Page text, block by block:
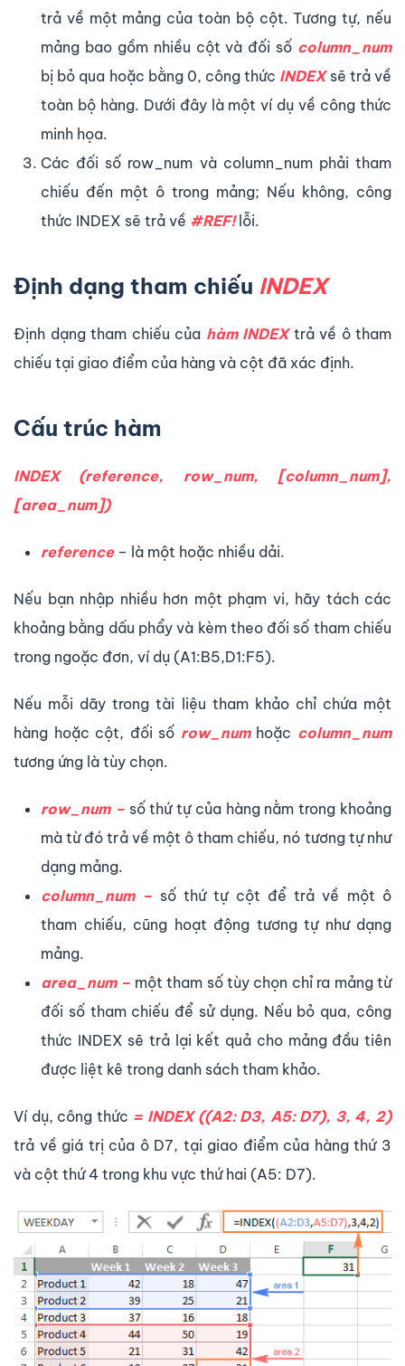
trả về một mảng của toàn bộ cột. Tương tự, nếu
mảng bao gồm nhiều cột và đối số column_num
bị bỏ qua hoặc bằng 0, công thức INDEXsẽ trả về
toàn bộ hàng. Dưới đây là một ví dụ về công thức
minh họa.
Các đối số row_num và column_num phải tham
chiếu đến một ô trong mảng; Nếu không, công
thức INDEX sẽ trả về #REF!lỗi.
Định dạng tham chiếu INDEX
Định dạng tham chiếu của hàm INDEXtrả về ô tham
chiếu tại giao điểm của hàng và cột đã xác định.
Cấu trúc hàm
INDEX (reference, row_num, [column_num],
[area_num])
reference– là một hoặc nhiều dải.
Nếu bạn nhập nhiều hơn một phạm vi, hãy tách các
khoảng bằng dấu phẩy và kèm theo đối số tham chiếu
trong ngoặc đơn, ví dụ (A1:B5,D1:F5).
Nếu mỗi dãy trong tài liệu tham khảo chỉ chứa một
hàng hoặc cột, đối số row_numhoặc column_num
tương ứng là tùy chọn.
row_num –số thứ tự của hàng nằm trong khoảng
mà từ đó trả về một ô tham chiếu, nó tương tự như
dạng mảng.
column_num – số thứ tự cột để trả về một ô
tham chiếu, cũng hoạt động tương tự như dạng
mảng.
area_num – một tham số tùy chọn chỉ ra mảng từ
đối số tham chiếu để sử dụng. Nếu bỏ qua, công
thức INDEX sẽ trả lại kết quả cho mảng đầu tiên
được liệt kê trong danh sách tham khảo.
Ví dụ, công thức = INDEX ((A2: D3, A5: D7), 3, 4, 2)
trả về giá trị của ô D7, tại giao điểm của hàng thứ 3
và cột thứ 4 trong khu vực thứ hai (A5: D7).